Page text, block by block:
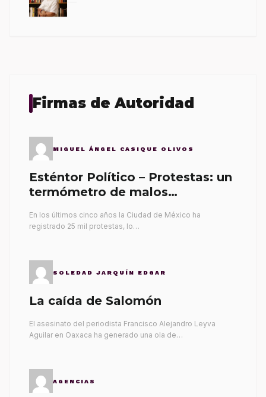
Firmas de Autoridad
MIGUEL ÁNGEL CASIQUE OLIVOS
Esténtor Político – Protestas: un
termómetro de malos
En los últimos cinco años la Ciudad de México ha
registrado 25 mil protestas, lo…
SOLEDAD JARQUÍN EDGAR
La caída de Salomón
El asesinato del periodista Francisco Alejandro Leyva
Aguilar en Oaxaca ha generado una ola de…
AGENCIAS